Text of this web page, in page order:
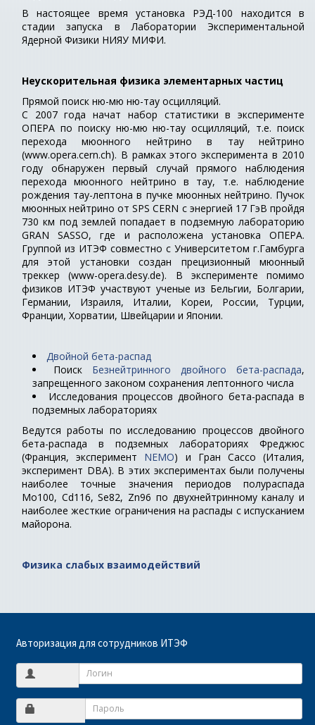
В настоящее время установка РЭД-100 находится в
стадии запуска в Лаборатории Экспериментальной
Ядерной Физики НИЯУ МИФИ.
Неускорительная физика элементарных частиц
Прямой поиск ню-мю ню-тау осцилляций.
С 2007 года начат набор статистики в эксперименте
ОПЕРА по поиску ню-мю ню-тау осцилляций, т.е. поиск
перехода мюонного нейтрино в тау нейтрино
(www.opera.cern.ch). В рамках этого эксперимента в 2010
году обнаружен первый случай прямого наблюдения
перехода мюонного нейтрино в тау, т.е. наблюдение
рождения тау-лептона в пучке мюонных нейтрино. Пучок
мюонных нейтрино от SPS CERN с энергией 17 ГэВ пройдя
730 км под землей попадает в подземную лабораторию
GRAN SASSO, где и расположена установка ОПЕРА.
Группой из ИТЭФ совместно с Университетом г.Гамбурга
для этой установки создан прецизионный мюонный
треккер (www-opera.desy.de). В эксперименте помимо
физиков ИТЭФ участвуют ученые из Бельгии, Болгарии,
Германии, Израиля, Италии, Кореи, России, Турции,
Франции, Хорватии, Швейцарии и Японии.
Двойной бета-распад
Поиск Безнейтринного двойного бета-распада,
запрещенного законом сохранения лептонного числа
Исследования процессов двойного бета-распада в
подземных лабораториях
Ведутся работы по исследованию процессов двойного
бета-распада в подземных лабораториях Фреджюс
(Франция, эксперимент NEMO) и Гран Сассо (Италия,
эксперимент DBA). В этих экспериментах были получены
наиболее точные значения периодов полураспада
Mo100, Cd116, Se82, Zn96 по двухнейтринному каналу и
наиболее жесткие ограничения на распады с испусканием
майорона.
Физика слабых взаимодействий
Авторизация для сотрудников ИТЭФ